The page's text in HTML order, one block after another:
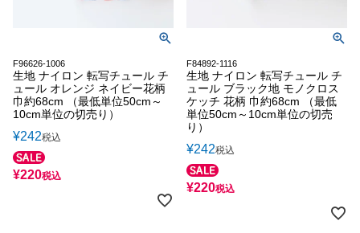
F96626-1006
生地 ナイロン 転写チュール チ
ュール オレンジ ネイビー花柄
巾約68cm （最低単位50cm～
10cm単位の切売り）
¥242税込
¥220税込
F84892-1116
生地 ナイロン 転写チュール チ
ュール ブラック地 モノクロス
ケッチ 花柄 巾約68cm （最低
単位50cm～10cm単位の切売
り）
¥242税込
¥220税込